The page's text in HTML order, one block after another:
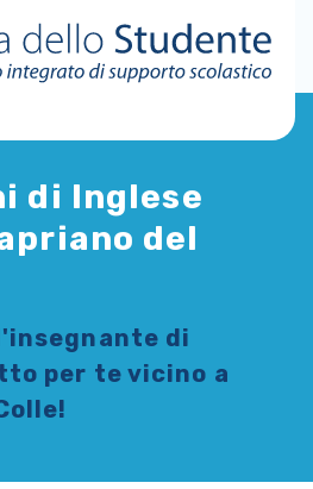
di Inglese
del
insegnante di
per te vicino a